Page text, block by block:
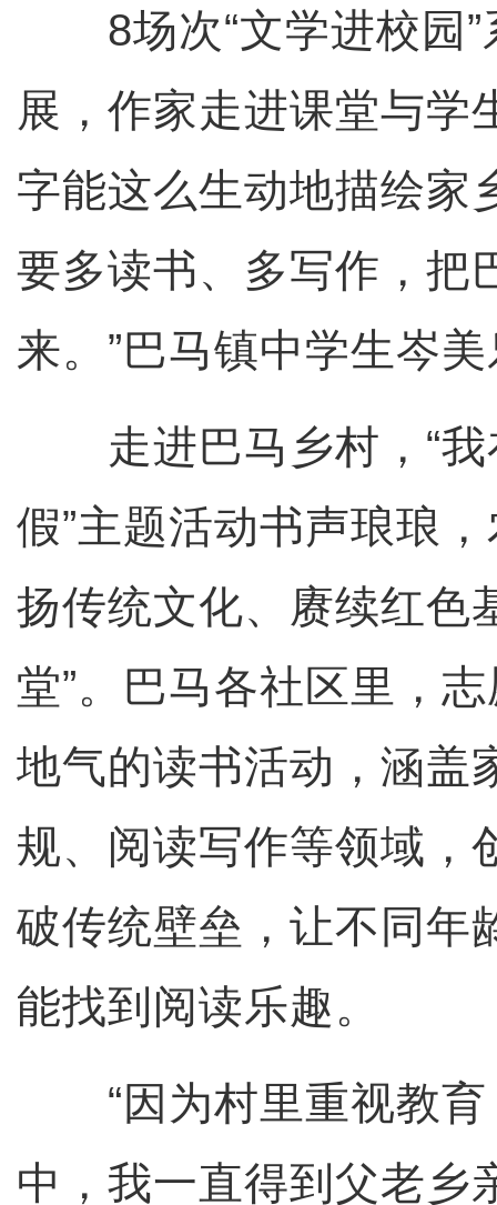
8场次“文学进校园”
展，作家走进课堂与学
字能这么生动地描绘家
要多读书、多写作，把
来。”巴马镇中学生岑
走进巴马乡村，“我
假”主题活动书声琅琅
扬传统文化、赓续红色
堂”。巴马各社区里，
地气的读书活动，涵盖
规、阅读写作等领域，
破传统壁垒，让不同年
能找到阅读乐趣。
“因为村里重视教育
中，我一直得到父老乡